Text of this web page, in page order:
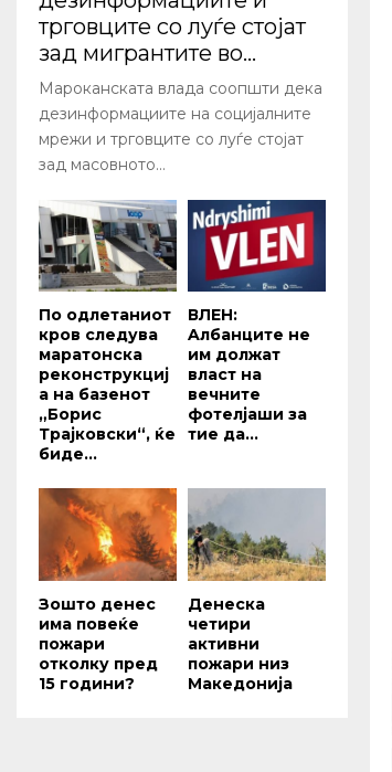
трговците со луѓе стојат
зад мигрантите во...
Мароканската влада соопшти дека
дезинформациите на социјалните
мрежи и трговците со луѓе стојат
зад масовното...
По одлетаниот
кров следува
маратонска
реконструкциј
а на базенот
„Борис
Трајковски“, ќе
биде...
ВЛЕН:
Aлбанците не
им должат
власт на
вечните
фотелјаши за
тие да...
Зошто денес
има повеќе
пожари
отколку пред
15 години?
Денеска
четири
активни
пожари низ
Македонија